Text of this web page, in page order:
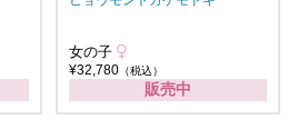
女の子
¥32,780 （税込）
販売中